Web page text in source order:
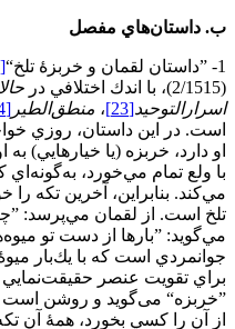
ب. داستان‌هاي مفصل
1- ”داستان لقمان و خربزۀ تلخ“ [21]
(2/1515)، با اندك اختلافي در
اسرارالتوحيد[23] ، منطق‌الطير [24]
است. در این داستان، روزي
او دارد، خربزه (يا خيارهايي)
با ولع تمام مي‌خورد، به‌گونه‌اي
مي‌كند. بنابراين، آخرين تكه
تلخ است. از لقمان مي‌پرسد:
مي‌گويد: ”بارها از دست تو
جوانمردي است كه با يك‌بار
براي تقويت عنصر حقيقت‌نمايي
”خربزه“ می‌گوید و روشن است
از آن را كسي بخورد، همۀ آن